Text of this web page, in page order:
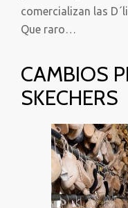
comercializan las
Que raro…
CAMBIOS
SKECHERS